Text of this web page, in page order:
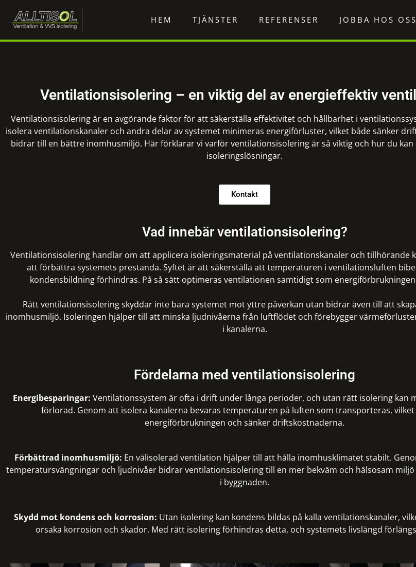
HEM TJÄNSTER REFERENSER JOBBA HOS OSS
Ventilationsisolering – en viktig del av energieffektiv
Ventilationsisolering är en avgörande faktor för att säkerställa effektivitet och hållbarhet i
isolera ventilationskanaler och andra delar av systemet minimeras energiförluster, vilket både sänker
bidrar till en bättre inomhusmiljö. Här förklarar vi varför ventilationsisolering är så viktig och hur du
isoleringslösningar.
Kontakt
Vad innebär ventilationsisolering?
Ventilationsisolering handlar om att applicera isoleringsmaterial på ventilationskanaler och tillhörande
att förbättra systemets prestanda. Syftet är att säkerställa att temperaturen i ventilationsluften
kondensbildning förhindras. På så sätt optimeras ventilationen samtidigt som
Rätt ventilationsisolering skyddar inte bara systemet mot yttre påverkan utan bidrar även till att
inomhusmiljö. Isoleringen hjälper till att minska ljudnivåerna från luftflödet och förebygger
i kanalerna.
Fördelarna med ventilationsisolering
Energibesparingar: Ventilationssystem är ofta i drift under långa perioder, och utan rätt isolering kan
förlorad. Genom att isolera kanalerna bevaras temperaturen på luften som transporteras,
energiförbrukningen och sänker driftskostnaderna.
Förbättrad inomhusmiljö: En välisolerad ventilation hjälper till att hålla inomhusklimatet stabilt.
temperatursvängningar och ljudnivåer bidrar ventilationsisolering till en mer bekväm och hälsosam
i byggnaden.
Skydd mot kondens och korrosion: Utan isolering kan kondens bildas på kalla ventilationskanaler,
orsaka korrosion och skador. Med rätt isolering förhindras detta, och systemets livslängd